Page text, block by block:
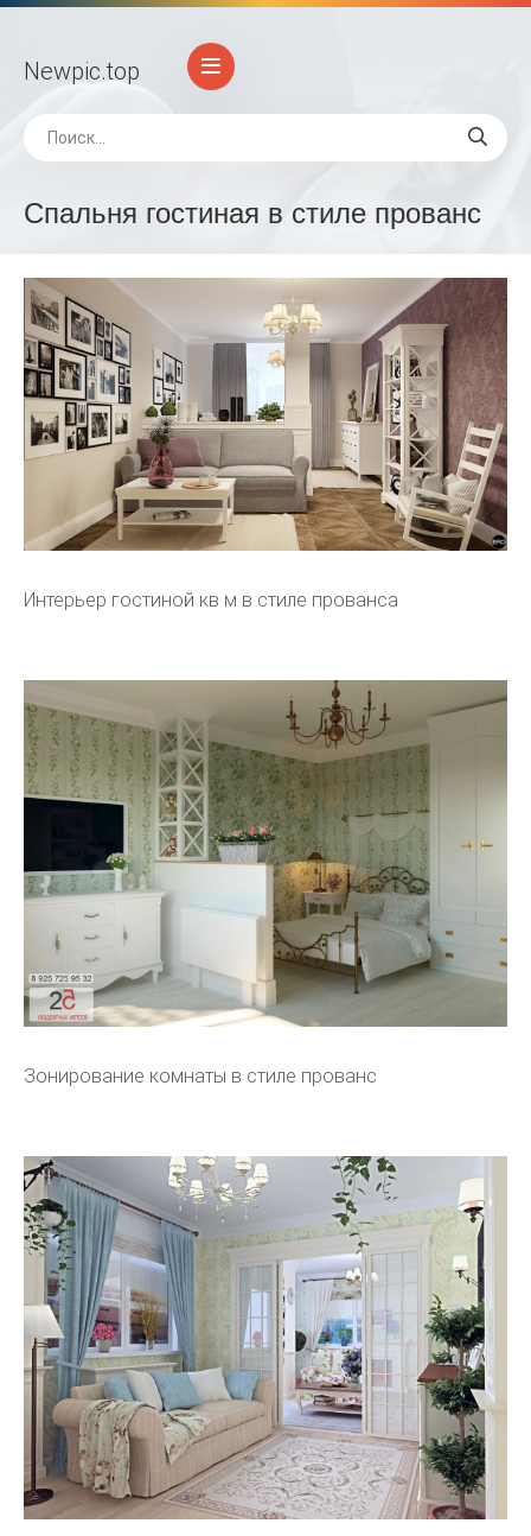
Newpic.top
Спальня гостиная в стиле прованс
Интерьер гостиной кв м в стиле прованса
Зонирование комнаты в стиле прованс